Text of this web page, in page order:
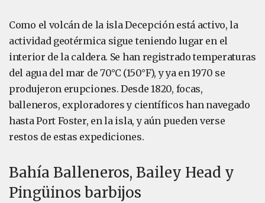
Como el volcán de la isla Decepción está activo, la
actividad geotérmica sigue teniendo lugar en el
interior de la caldera. Se han registrado temperaturas
del agua del mar de 70°C (150°F), y ya en 1970 se
produjeron erupciones. Desde 1820, focas,
balleneros, exploradores y científicos han navegado
hasta Port Foster, en la isla, y aún pueden verse
restos de estas expediciones.
Bahía Balleneros, Bailey Head y
Pingüinos barbijos